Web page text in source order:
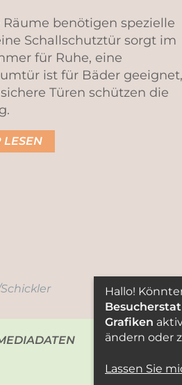
Räume benötigen spezielle
Schallschutztür sorgt im
für Ruhe, eine
ist für Bäder geeignet,
Türen schützen die
LESEN
KONTAKT
Hallo!
Grafiken
ändern oder
Lassen Sie